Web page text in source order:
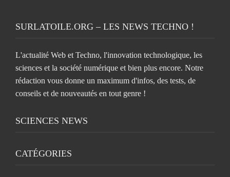
SURLATOILE.ORG – LES NEWS TECHNO !
L'actualité Web et Techno, l'innovation technologique, les
sciences et la société numérique et bien plus encore. Notre
rédaction vous donne un maximum d'infos, des tests, de
conseils et de nouveautés en tout genre !
SCIENCES NEWS
CATÉGORIES